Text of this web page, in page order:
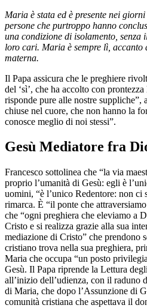
Maria è stata ed è presente nei
persone che purtroppo hanno
una condizione di isolamento,
loro cari. Maria è sempre lì, accanto
materna.
Il Papa assicura che le preghiere
del ‘sì’, che ha accolto con
risponde pure alle nostre suppliche”,
chiuse nel cuore, che non hanno la
conosce meglio di noi stessi”.
Gesù Mediatore fra
Francesco sottolinea che “la via
proprio l’umanità di Gesù: egli è
uomini, “è l’unico Redentore: non ci
rimarca. È “il ponte che
che “ogni preghiera che eleviamo a
Cristo e si realizza grazie alla sua
mediazione di Cristo” che prendono
cristiano trova nella sua preghiera,
Maria che occupa “un posto
Gesù. Il Papa riprende la Lettura
all’inizio dell’udienza, con il raduno
di Maria, che dopo l’Assunzione di
comunità cristiana che aspettava il